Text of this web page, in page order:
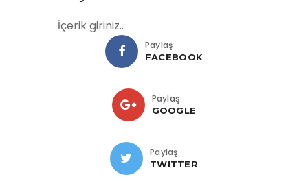
İçerik giriniz..
Paylaş
FACEBOOK
Paylaş
GOOGLE
Paylaş
TWITTER